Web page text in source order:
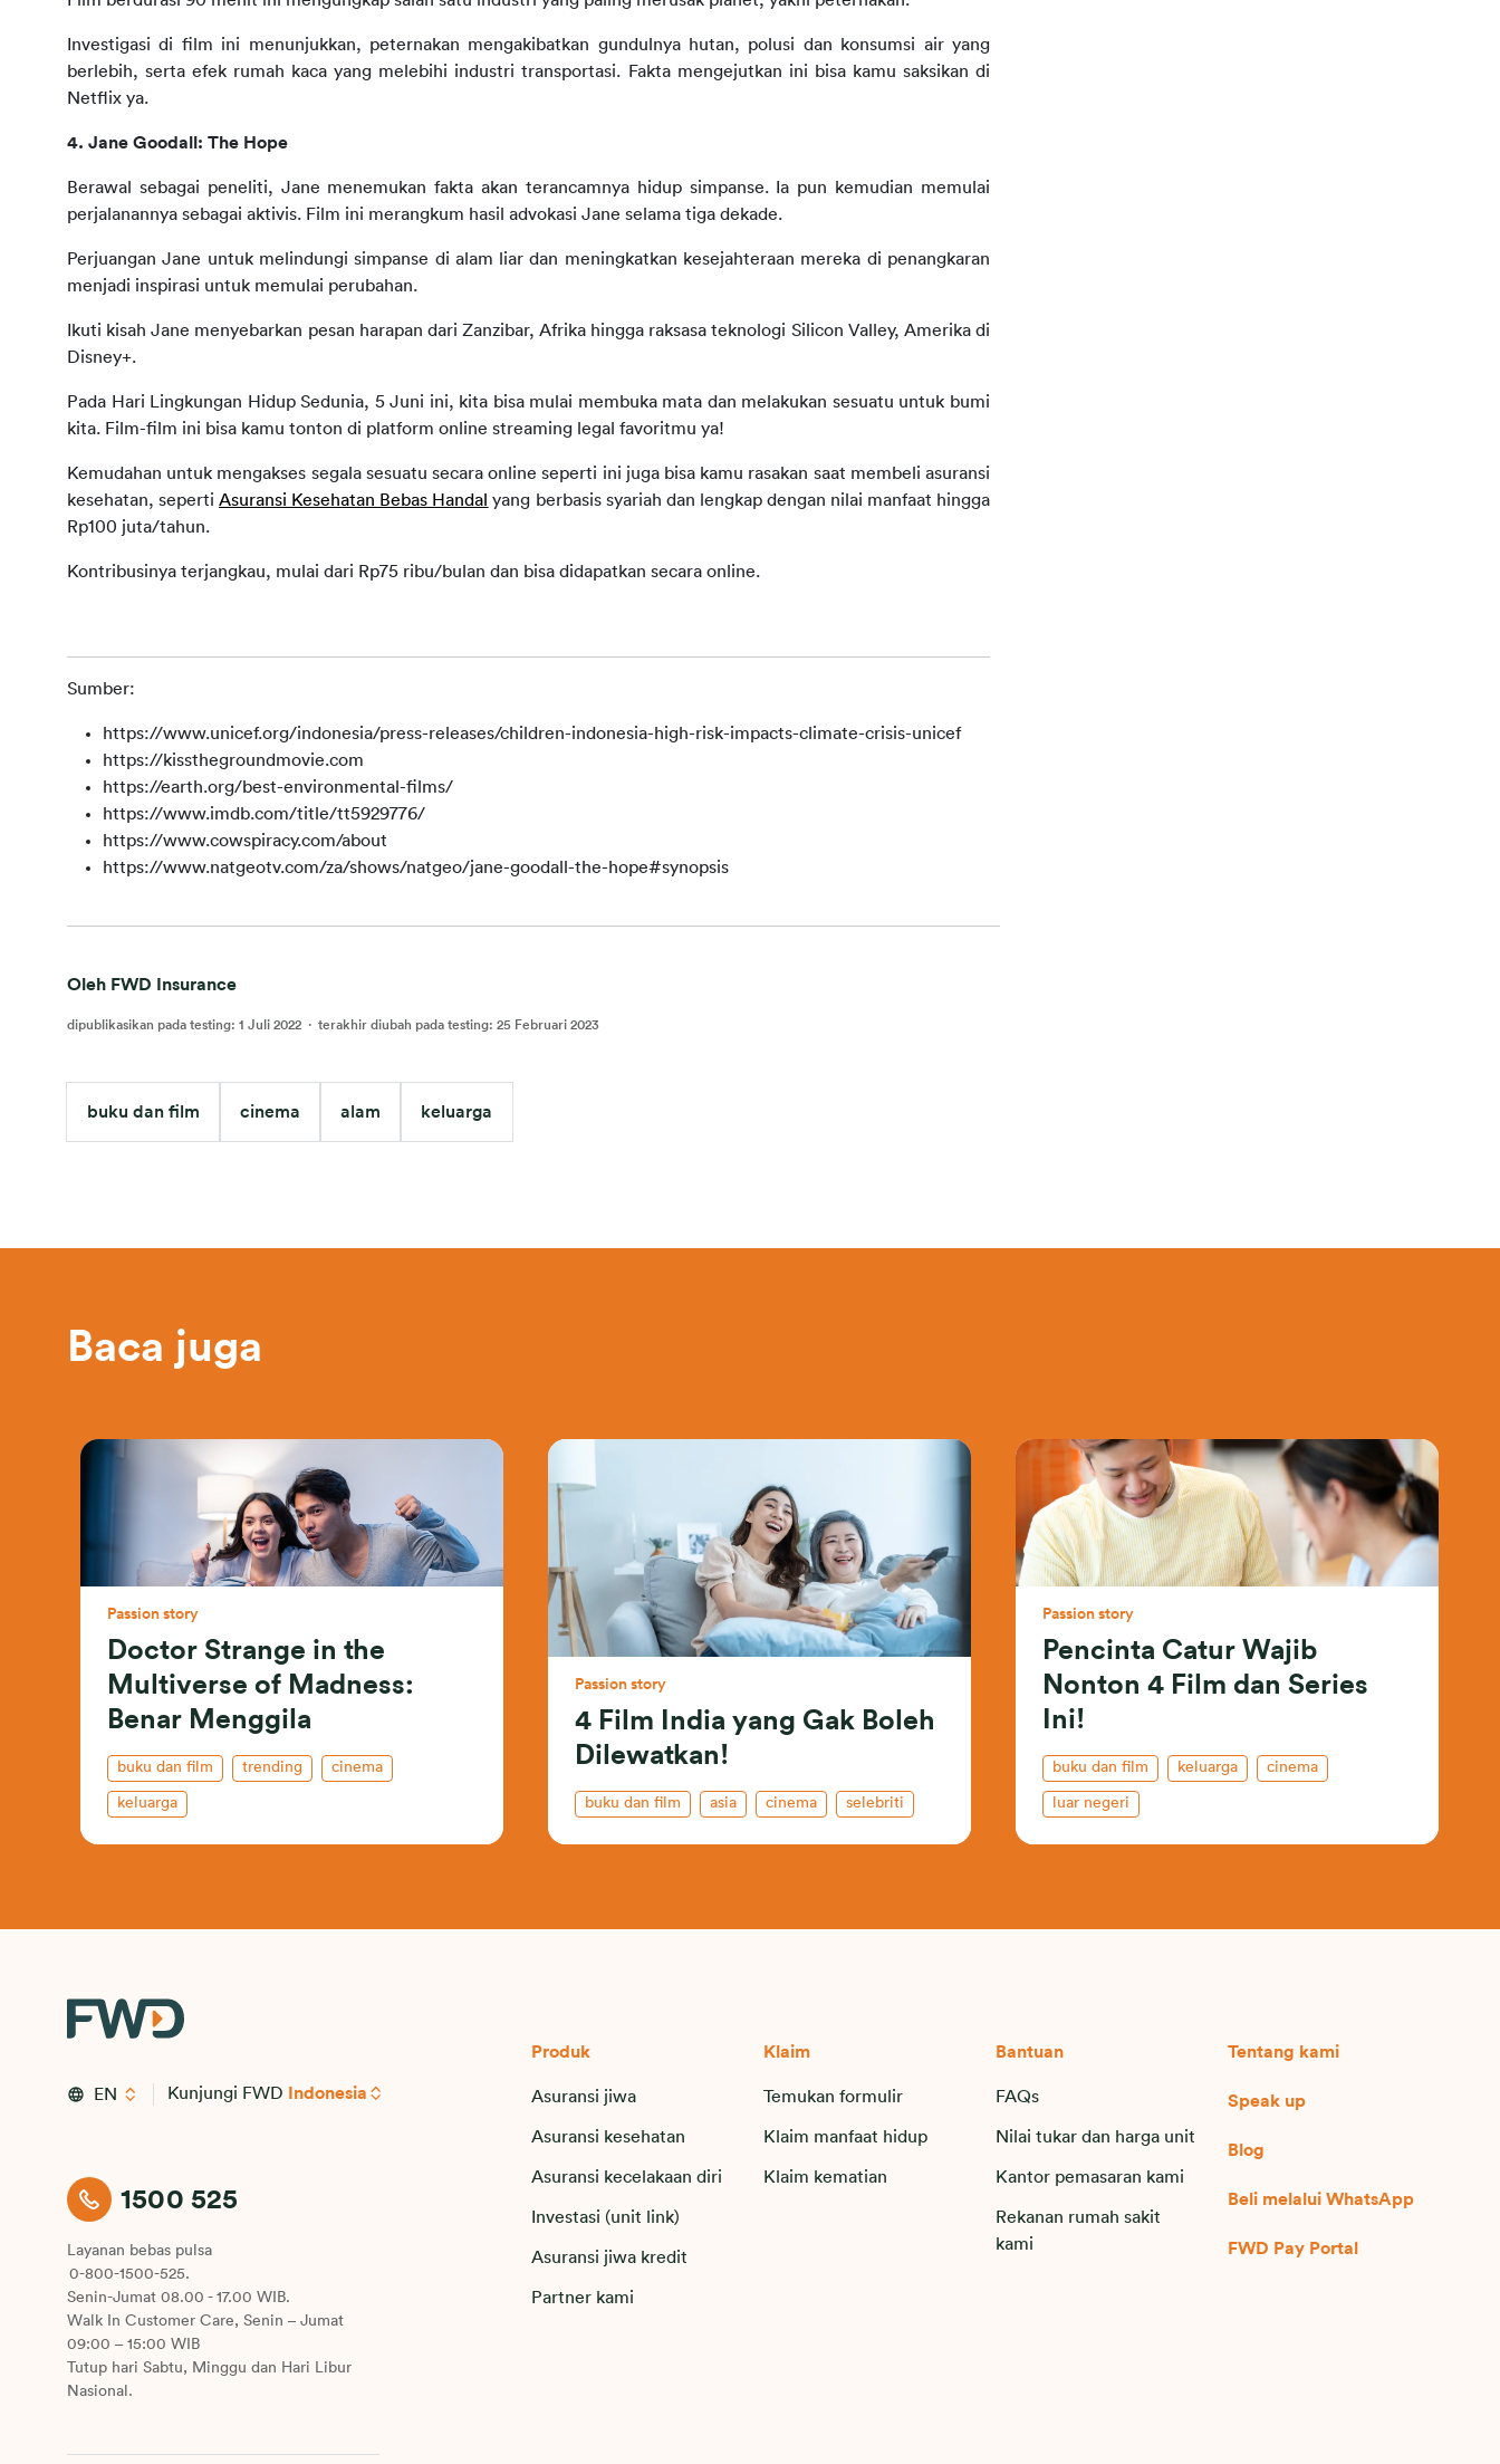
Investigasi di film ini menunjukkan, peternakan mengakibatkan gundulnya hutan, polusi dan konsumsi air yang
berlebih, serta efek rumah kaca yang melebihi industri transportasi. Fakta mengejutkan ini bisa kamu saksikan di
Netflix ya.
4. Jane Goodall: The Hope
Berawal sebagai peneliti, Jane menemukan fakta akan terancamnya hidup simpanse. Ia pun kemudian memulai
perjalanannya sebagai aktivis. Film ini merangkum hasil advokasi Jane selama tiga dekade.
Perjuangan Jane untuk melindungi simpanse di alam liar dan meningkatkan kesejahteraan mereka di penangkaran
menjadi inspirasi untuk memulai perubahan.
Ikuti kisah Jane menyebarkan pesan harapan dari Zanzibar, Afrika hingga raksasa teknologi Silicon Valley, Amerika di
Disney+.
Pada Hari Lingkungan Hidup Sedunia, 5 Juni ini, kita bisa mulai membuka mata dan melakukan sesuatu untuk bumi
kita. Film-film ini bisa kamu tonton di platform online streaming legal favoritmu ya!
Kemudahan untuk mengakses segala sesuatu secara online seperti ini juga bisa kamu rasakan saat membeli asuransi
kesehatan, seperti Asuransi Kesehatan Bebas Handal yang berbasis syariah dan lengkap dengan nilai manfaat hingga
Rp100 juta/tahun.
Kontribusinya terjangkau, mulai dari Rp75 ribu/bulan dan bisa didapatkan secara online.
Sumber:
https://www.unicef.org/indonesia/press-releases/children-indonesia-high-risk-impacts-climate-crisis-unicef
https://kissthegroundmovie.com
https://earth.org/best-environmental-films/
https://www.imdb.com/title/tt5929776/
https://www.cowspiracy.com/about
https://www.natgeotv.com/za/shows/natgeo/jane-goodall-the-hope#synopsis
Oleh FWD Insurance
dipublikasikan pada testing: 1 Juli 2022 · terakhir diubah pada testing: 25 Februari 2023
buku dan film cinema alam keluarga
Baca juga
Passion story
Doctor Strange in the
Multiverse of Madness:
Benar Menggila
buku dan film trending cinema
keluarga
Passion story
4 Film India yang Gak Boleh
Dilewatkan!
buku dan film asia cinema selebriti
Passion story
Pencinta Catur Wajib
Nonton 4 Film dan Series
Ini!
buku dan film keluarga cinema
luar negeri
EN Kunjungi FWD Indonesia
1500 525
Layanan bebas pulsa
0-800-1500-525.
Senin-Jumat 08.00 - 17.00 WIB.
Walk In Customer Care, Senin – Jumat
09:00 – 15:00 WIB
Tutup hari Sabtu, Minggu dan Hari Libur
Nasional.
Produk
Asuransi jiwa
Asuransi kesehatan
Asuransi kecelakaan diri
Investasi (unit link)
Asuransi jiwa kredit
Partner kami
Klaim
Temukan formulir
Klaim manfaat hidup
Klaim kematian
Bantuan
FAQs
Nilai tukar dan harga unit
Kantor pemasaran kami
Rekanan rumah sakit
kami
Tentang kami
Speak up
Blog
Beli melalui WhatsApp
FWD Pay Portal